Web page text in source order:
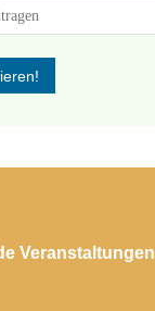
Veranstaltungen